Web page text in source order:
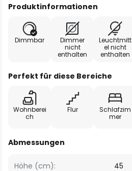
Produktinformationen
Dimmbar
Dimmer
nicht
enthalten
Leuchtmitt
el nicht
enthalten
Perfekt für diese Bereiche
Wohnberei
ch
Flur
Schlafzim
mer
Abmessungen
Höhe (cm):
45